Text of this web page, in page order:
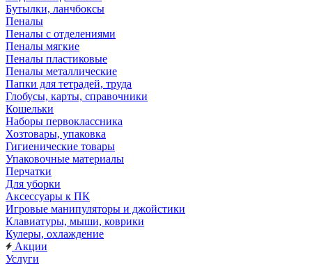
Бутылки, ланчбоксы
Пеналы
Пеналы с отделениями
Пеналы мягкие
Пеналы пластиковые
Пеналы металлические
Папки для тетрадей, труда
Глобусы, карты, справочники
Кошельки
Наборы первоклассника
Хозтовары, упаковка
Гигиенические товары
Упаковочные материалы
Перчатки
Для уборки
Аксессуары к ПК
Игровые манипуляторы и джойстики
Клавиатуры, мыши, коврики
Кулеры, охлаждение
Акции
Услуги